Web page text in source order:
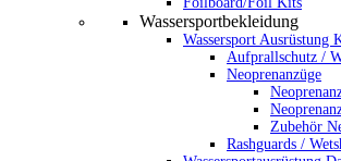
Wassersportbekleidung
Wassersport Ausrüstung
Aufprallschutz /
Neoprenanzüge
Zubehör
Rashguards /